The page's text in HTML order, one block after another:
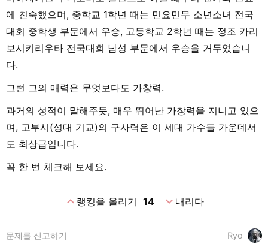
에 친숙했으며, 중학교 1학년 때는 민요민무 소년소녀 전국
대회 중학생 부문에서 우승, 고등학교 2학년 때는 정조 카리
보시키리우타 전국대회 남성 부문에서 우승을 거두었습니
다.
그런 그의 매력은 무엇보다도 가창력.
과거의 성적이 말해주듯, 매우 뛰어난 가창력을 지니고 있으
며, 고부시(성대 기교)의 구사력은 이 세대 가수들 가운데서
도 최상급입니다.
꼭 한 번 체크해 보세요.
expand_less랭킹을 올리기 14 expand_more내리다
Ryo
문제를 신고하기